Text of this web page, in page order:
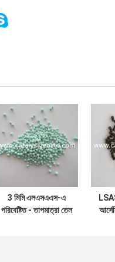
3 মিমি এলএসএএস-এ
পরিবেষ্টিত - তাপমাত্রা তেল